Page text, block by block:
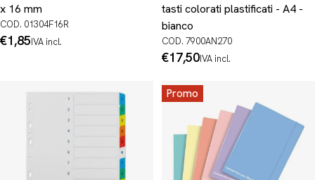
x 16 mm
COD. 01304F16R
Prezzo
€1,85IVA incl.
tasti colorati plastificati - A4 -
bianco
COD. 7900AN270
Prezzo
€17,50IVA incl.
Promo